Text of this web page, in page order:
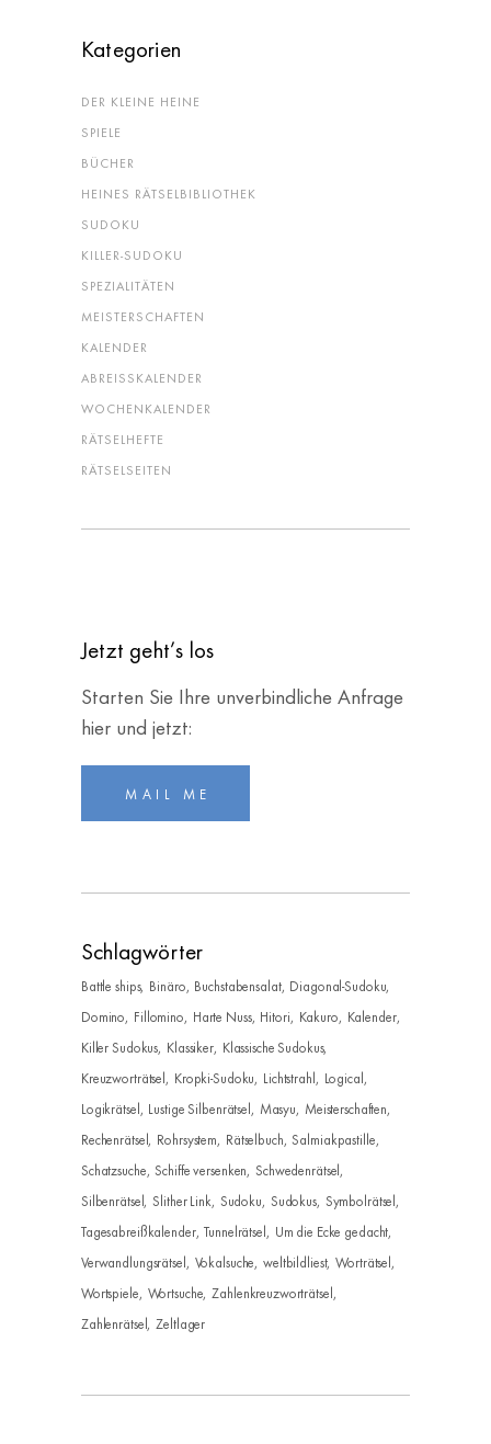
Kate­go­rien
DER KLEI­NE HEINE
SPIE­LE
BÜCHER
HEI­NES RÄTSELBIBLIOTHEK
SUDO­KU
KIL­LER-SUDO­KU
SPE­ZIA­LI­TÄ­TEN
MEIS­TER­SCHAF­TEN
KALEN­DER
ABREISS­KA­LEN­DER
WOCHEN­KA­LEN­DER
RÄT­SEL­HEF­TE
RÄT­SEL­SEI­TEN
Jetzt geht’s los
Star­ten Sie Ihre unver­bind­li­che Anfra­ge
hier und jetzt:
MAIL ME
Schlag­wör­ter
Battle ships Binäro Buchstabensalat Diagonal-Sudoku
Domino
Fillomino Harte Nuss Hitori Kakuro
Kalender
Killer Sudokus Klassiker
Klassische Sudokus
Kreuzworträtsel
Kropki-Sudoku Lichtstrahl
Logical
Logikrätsel
Lustige Silbenrätsel Masyu
Meisterschaften
Rechenrätsel
Rohrsystem Rätselbuch Salmiakpastille
Schatzsuche Schiffe versenken
Schwedenrätsel
Silbenrätsel
Slither Link Sudoku Sudokus
Symbolrätsel
Tagesabreißkalender Tunnelrätsel
Um die Ecke gedacht
Verwandlungsrätsel
Vokalsuche weltbildliest Worträtsel
Wortspiele Wortsuche Zahlenkreuzworträtsel
Zahlenrätsel
Zeltlager